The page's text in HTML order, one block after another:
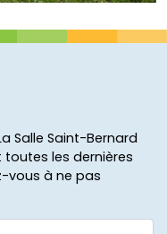
Salle Saint-Bernard
les dernières
vous à ne pas